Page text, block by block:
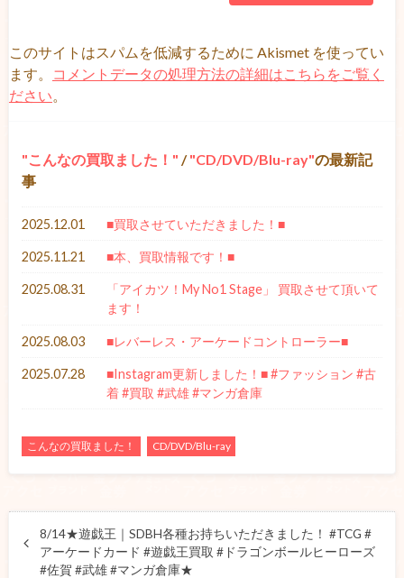
このサイトはスパムを低減するために Akismet を使ってい
ます。
コメントデータの処理方法の詳細はこちらをご覧く
ださい。
こんなの買取ました！ / CD/DVD/Blu-ray の最新記
事
2025.12.01 ■買取させていただきました！■
2025.11.21 ■本、買取情報です！■
2025.08.31
「アイカツ！My No1 Stage」 買取させて頂いて
ます！
2025.08.03 ■レバーレス・アーケードコントローラー■
2025.07.28
■Instagram更新しました！■ #ファッション #古
着 #買取 #武雄 #マンガ倉庫
こんなの買取ました！ CD/DVD/Blu-ray
8/14★遊戯王｜SDBH各種お持ちいただきました！ #TCG #
アーケードカード #遊戯王買取 #ドラゴンボールヒーローズ
#佐賀 #武雄 #マンガ倉庫★